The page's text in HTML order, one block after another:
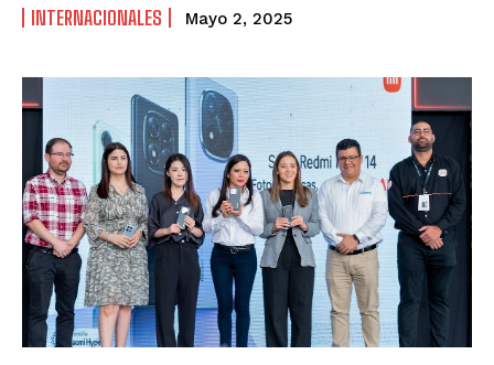
INTERNACIONALES Mayo 2, 2025